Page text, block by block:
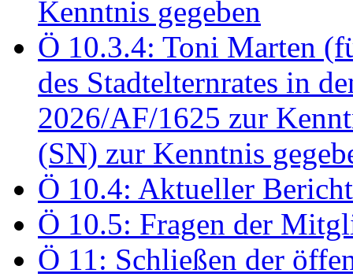
Kenntnis gegeben
Ö 10.3.4: Toni Marten
des Stadtelternrates in
2026/AF/1625 zur
(SN) zur Kenntnis
Ö 10.4: Aktueller
Ö 10.5: Fragen der
Ö 11: Schließen der